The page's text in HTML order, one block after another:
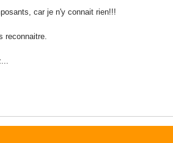
car je n'y connait rien!!!
reconnaitre.